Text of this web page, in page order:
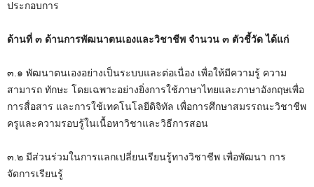
ประกอบการ
ด้านที่ ๓ ด้านการพัฒนาตนเองและวิชาชีพ จำนวน ๓ ตัวชี้วัด ได้แก่
๓.๑ พัฒนาตนเองอย่างเป็นระบบและต่อเนื่อง เพื่อให้มีความรู้ ความ
สามารถ ทักษะ โดยเฉพาะอย่างยิ่งการใช้ภาษาไทยและภาษาอังกฤษเพื่อ
การสื่อสาร และการใช้เทคโนโลยีดิจิทัล เพื่อการศึกษาสมรรถนะวิชาชีพ
ครูและความรอบรู้ในเนื้อหาวิชาและวิธีการสอน
๓.๒ มีส่วนร่วมในการแลกเปลี่ยนเรียนรู้ทางวิชาชีพ เพื่อพัฒนา การ
จัดการเรียนรู้